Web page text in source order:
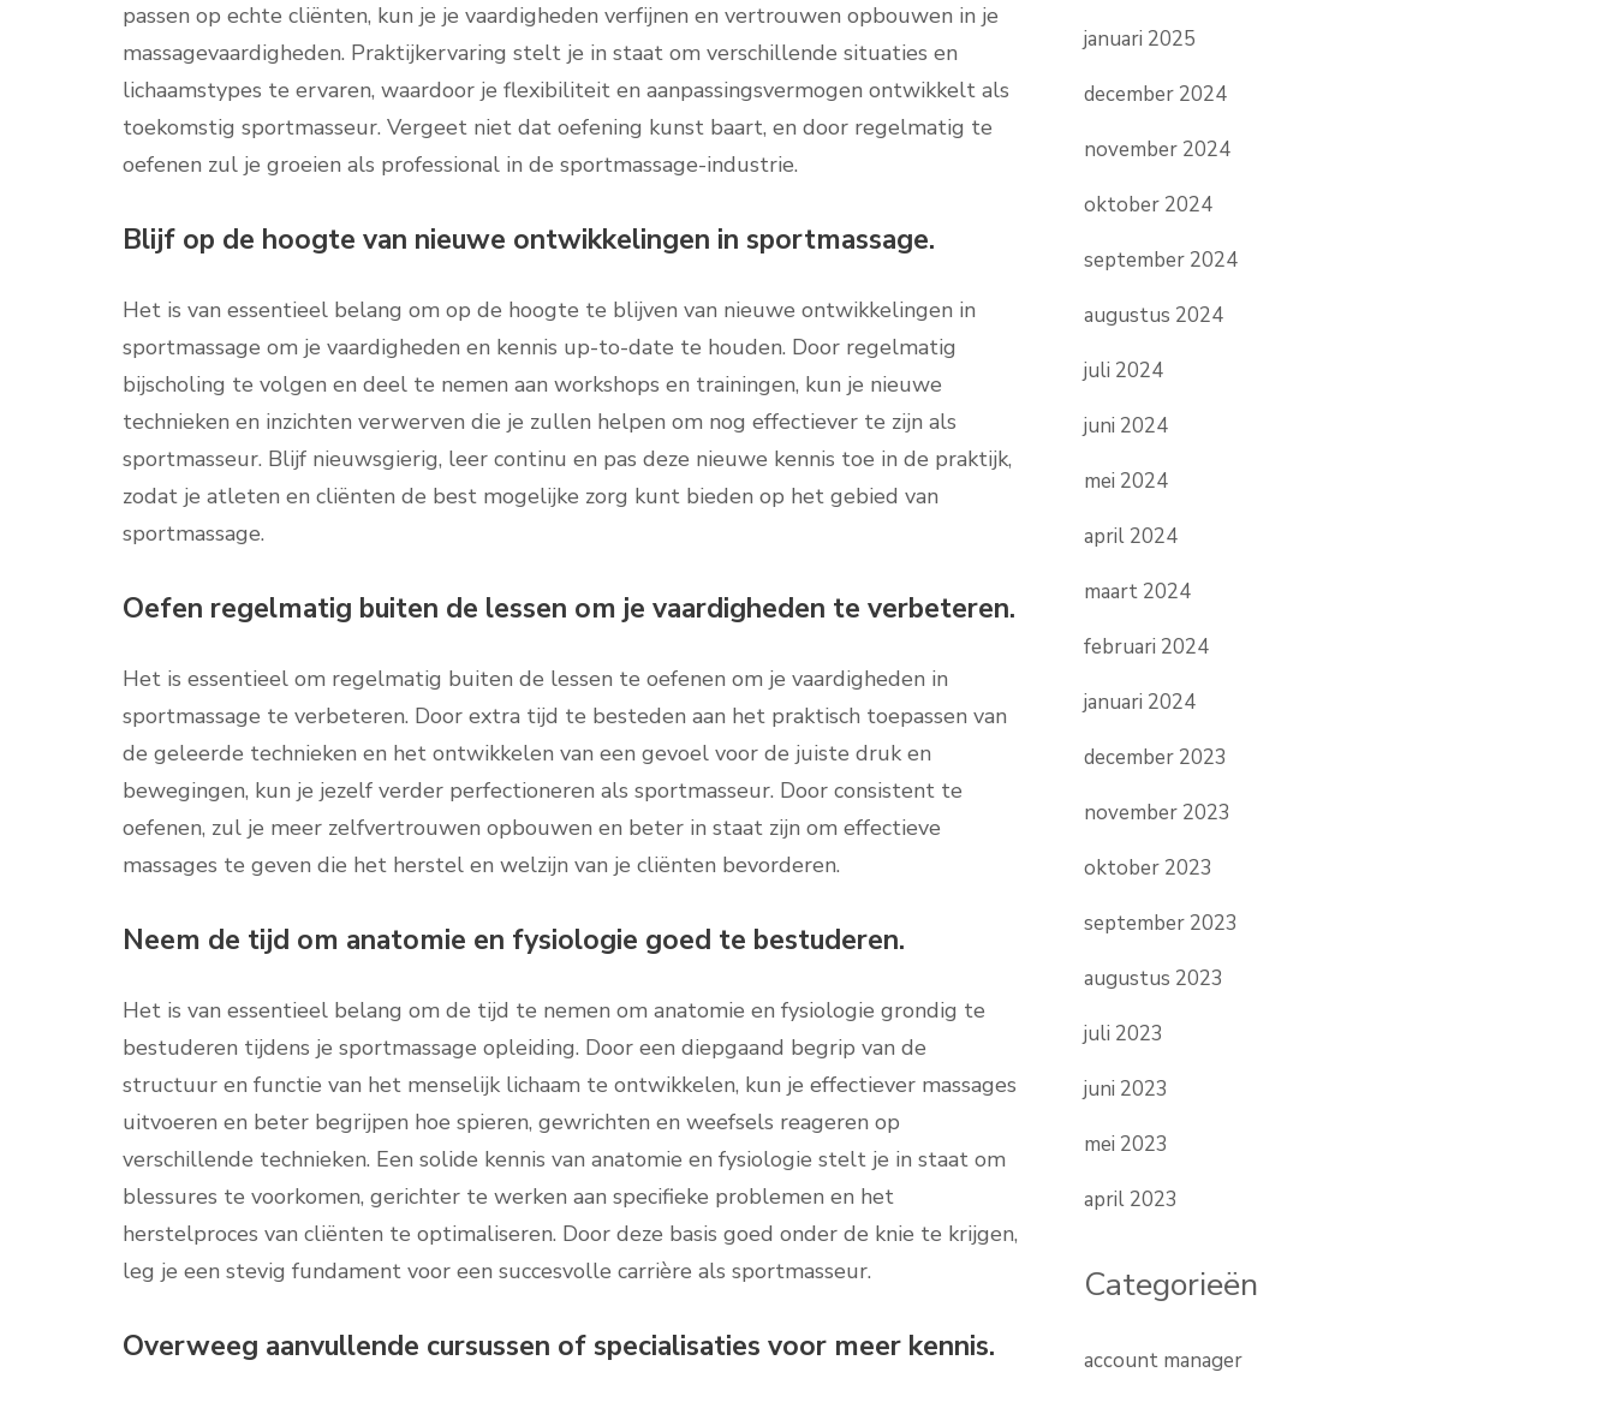
passen op echte cliënten, kun je je vaardigheden verfijnen en vertrouwen opbouwen in je
massagevaardigheden. Praktijkervaring stelt je in staat om verschillende situaties en
lichaamstypes te ervaren, waardoor je flexibiliteit en aanpassingsvermogen ontwikkelt als
toekomstig sportmasseur. Vergeet niet dat oefening kunst baart, en door regelmatig te
oefenen zul je groeien als professional in de sportmassage-industrie.
Blijf op de hoogte van nieuwe ontwikkelingen in sportmassage.
Het is van essentieel belang om op de hoogte te blijven van nieuwe ontwikkelingen in
sportmassage om je vaardigheden en kennis up-to-date te houden. Door regelmatig
bijscholing te volgen en deel te nemen aan workshops en trainingen, kun je nieuwe
technieken en inzichten verwerven die je zullen helpen om nog effectiever te zijn als
sportmasseur. Blijf nieuwsgierig, leer continu en pas deze nieuwe kennis toe in de praktijk,
zodat je atleten en cliënten de best mogelijke zorg kunt bieden op het gebied van
sportmassage.
Oefen regelmatig buiten de lessen om je vaardigheden te verbeteren.
Het is essentieel om regelmatig buiten de lessen te oefenen om je vaardigheden in
sportmassage te verbeteren. Door extra tijd te besteden aan het praktisch toepassen van
de geleerde technieken en het ontwikkelen van een gevoel voor de juiste druk en
bewegingen, kun je jezelf verder perfectioneren als sportmasseur. Door consistent te
oefenen, zul je meer zelfvertrouwen opbouwen en beter in staat zijn om effectieve
massages te geven die het herstel en welzijn van je cliënten bevorderen.
Neem de tijd om anatomie en fysiologie goed te bestuderen.
Het is van essentieel belang om de tijd te nemen om anatomie en fysiologie grondig te
bestuderen tijdens je sportmassage opleiding. Door een diepgaand begrip van de
structuur en functie van het menselijk lichaam te ontwikkelen, kun je effectiever massages
uitvoeren en beter begrijpen hoe spieren, gewrichten en weefsels reageren op
verschillende technieken. Een solide kennis van anatomie en fysiologie stelt je in staat om
blessures te voorkomen, gerichter te werken aan specifieke problemen en het
herstelproces van cliënten te optimaliseren. Door deze basis goed onder de knie te krijgen,
leg je een stevig fundament voor een succesvolle carrière als sportmasseur.
Overweeg aanvullende cursussen of specialisaties voor meer kennis.
januari 2025
december 2024
november 2024
oktober 2024
september 2024
augustus 2024
juli 2024
juni 2024
mei 2024
april 2024
maart 2024
februari 2024
januari 2024
december 2023
november 2023
oktober 2023
september 2023
augustus 2023
juli 2023
juni 2023
mei 2023
april 2023
Categorieën
account manager